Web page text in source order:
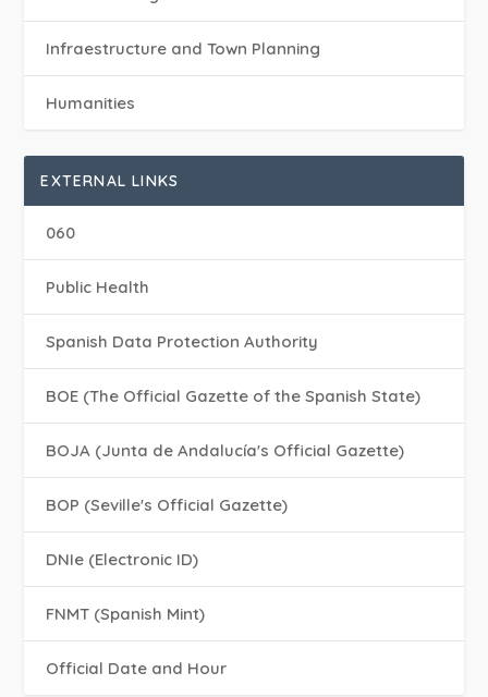
Infraestructure and Town Planning
Humanities
EXTERNAL LINKS
060
Public Health
Spanish Data Protection Authority
BOE (The Official Gazette of the Spanish State)
BOJA (Junta de Andalucía's Official Gazette)
BOP (Seville's Official Gazette)
DNIe (Electronic ID)
FNMT (Spanish Mint)
Official Date and Hour